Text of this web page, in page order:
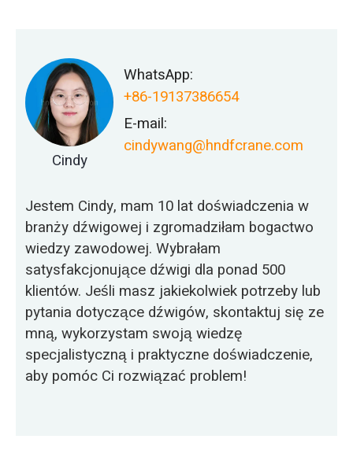
Cindy
WhatsApp:
+86-19137386654
E-mail:
cindywang@hndfcrane.com
Jestem Cindy, mam 10 lat doświadczenia w
branży dźwigowej i zgromadziłam bogactwo
wiedzy zawodowej. Wybrałam
satysfakcjonujące dźwigi dla ponad 500
klientów. Jeśli masz jakiekolwiek potrzeby lub
pytania dotyczące dźwigów, skontaktuj się ze
mną, wykorzystam swoją wiedzę
specjalistyczną i praktyczne doświadczenie,
aby pomóc Ci rozwiązać problem!